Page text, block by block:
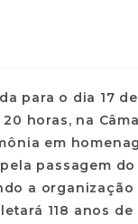
para o dia 17
horas, na
em
passagem do
a organização
118 anos